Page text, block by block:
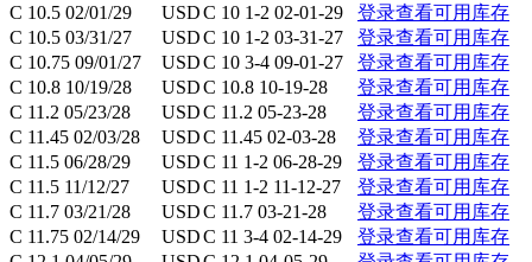
C 10.5 02/01/29
USDC 10 1-2 02-01-29
登录查看可用库存
C 10.5 03/31/27
USDC 10 1-2 03-31-27
登录查看可用库存
C 10.75 09/01/27
USDC 10 3-4 09-01-27
登录查看可用库存
C 10.8 10/19/28
USDC 10.8 10-19-28
登录查看可用库存
C 11.2 05/23/28
USDC 11.2 05-23-28
登录查看可用库存
C 11.45 02/03/28
USDC 11.45 02-03-28
登录查看可用库存
C 11.5 06/28/29
USDC 11 1-2 06-28-29
登录查看可用库存
C 11.5 11/12/27
USDC 11 1-2 11-12-27
登录查看可用库存
C 11.7 03/21/28
USDC 11.7 03-21-28
登录查看可用库存
C 11.75 02/14/29
USDC 11 3-4 02-14-29
登录查看可用库存